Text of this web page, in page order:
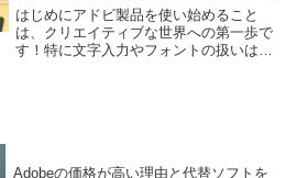
まで
はじめにアドビ製品を使い始めること
は、クリエイティブな世界への第一歩で
す！特に文字入力やフォントの扱いは、
Adobeの価格が高い理由と代替ソフトを